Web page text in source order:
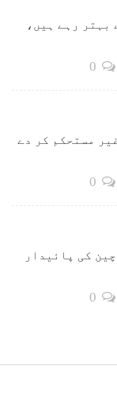
بہتر رہے ہیں،
مستحکم کر دے
کی پائیدار